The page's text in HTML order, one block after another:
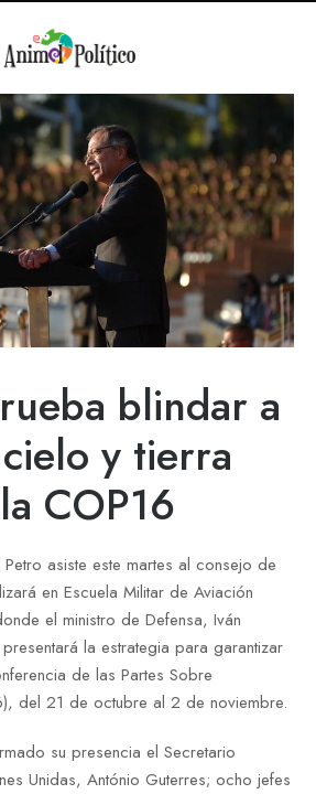
blindar a
y tierra
COP16
asiste este martes al consejo de
en Escuela Militar de Aviación
el ministro de Defensa, Iván
la estrategia para garantizar
de las Partes Sobre
del 21 de octubre al 2 de noviembre.
su presencia el Secretario
Unidas, António Guterres; ocho jefes